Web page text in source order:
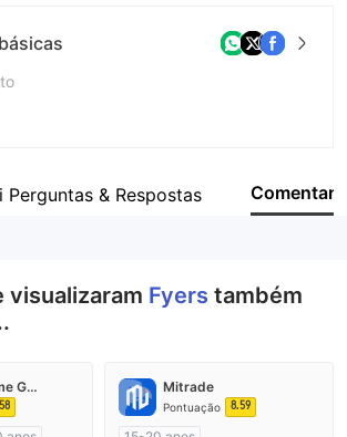
Perguntas & Respostas Comentar
visualizaram Fyers também
Fortune Prime Global Mitrade
Pontuação 8.59